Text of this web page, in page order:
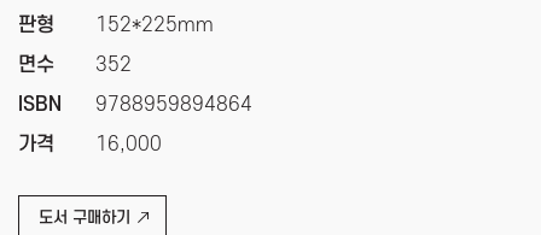
판형
면수
ISBN
가격
152*225mm
352
9788959894864
16,000
도서 구매하기